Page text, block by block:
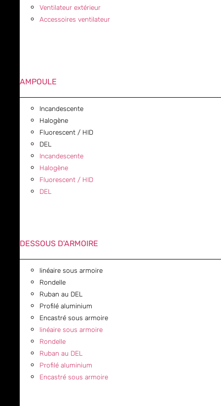
Ventilateur extérieur
Accessoires ventilateur
AMPOULE
Incandescente
Halogène
Fluorescent / HID
DEL
Incandescente
Halogène
Fluorescent / HID
DEL
DESSOUS D'ARMOIRE
linéaire sous armoire
Rondelle
Ruban au DEL
Profilé aluminium
Encastré sous armoire
linéaire sous armoire
Rondelle
Ruban au DEL
Profilé aluminium
Encastré sous armoire